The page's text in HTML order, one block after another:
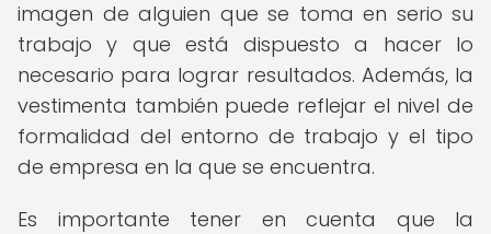
imagen de alguien que se toma en serio su
trabajo y que está dispuesto a hacer lo
necesario para lograr resultados. Además, la
vestimenta también puede reflejar el nivel de
formalidad del entorno de trabajo y el tipo
de empresa en la que se encuentra.
Es importante tener en cuenta que la